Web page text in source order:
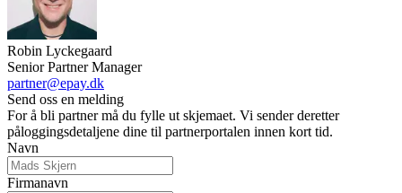
Robin Lyckegaard
Senior Partner Manager
partner@epay.dk
Send oss en melding
For å bli partner må du fylle ut skjemaet. Vi sender deretter
påloggingsdetaljene dine til partnerportalen innen kort tid.
Navn
Firmanavn